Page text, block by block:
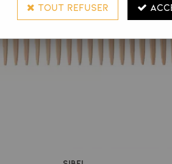
TOUT REFUSER